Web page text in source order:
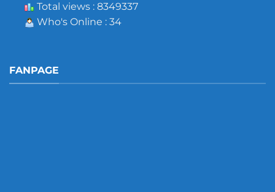
Total views : 8349337
Who's Online : 34
FANPAGE